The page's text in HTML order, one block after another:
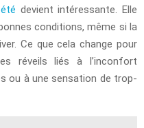
devient intéressante. Elle
conditions, même si la
Ce que cela change pour
réveils liés à l’inconfort
ou à une sensation de trop-